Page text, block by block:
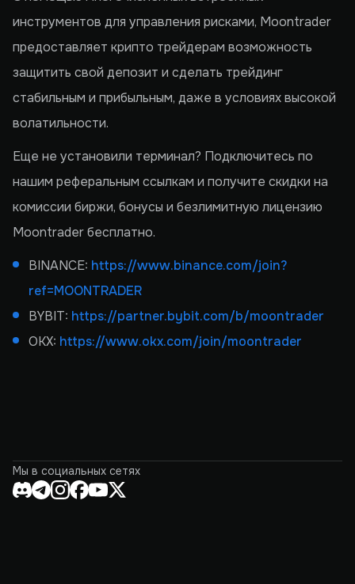
инструментов для управления рисками, Moontrader
предоставляет крипто трейдерам возможность
защитить свой депозит и сделать трейдинг
стабильным и прибыльным, даже в условиях высокой
волатильности.
Еще не установили терминал? Подключитесь по
нашим реферальным ссылкам и получите скидки на
комиссии биржи, бонусы и безлимитную лицензию
Moontrader бесплатно.
BINANCE: https://www.binance.com/join?
ref=MOONTRADER
BYBIT: https://partner.bybit.com/b/moontrader
OKX: https://www.okx.com/join/moontrader
Мы в социальных сетях